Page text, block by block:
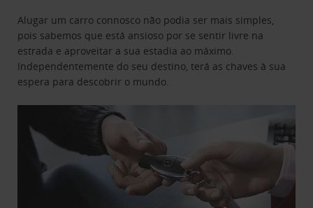
Alugar um carro connosco não podia ser mais simples,
pois sabemos que está ansioso por se sentir livre na
estrada e aproveitar a sua estadia ao máximo.
Independentemente do seu destino, terá as chaves à sua
espera para descobrir o mundo.